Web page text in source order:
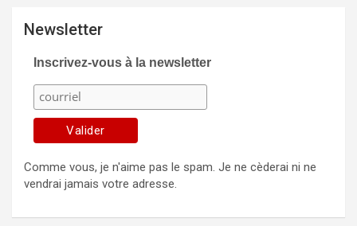
Newsletter
Inscrivez-vous à la newsletter
Comme vous, je n'aime pas le spam. Je ne cèderai ni ne
vendrai jamais votre adresse.